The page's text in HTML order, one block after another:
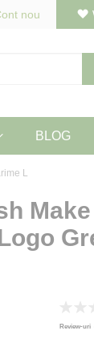
nou
BLOG
L
Review-uri